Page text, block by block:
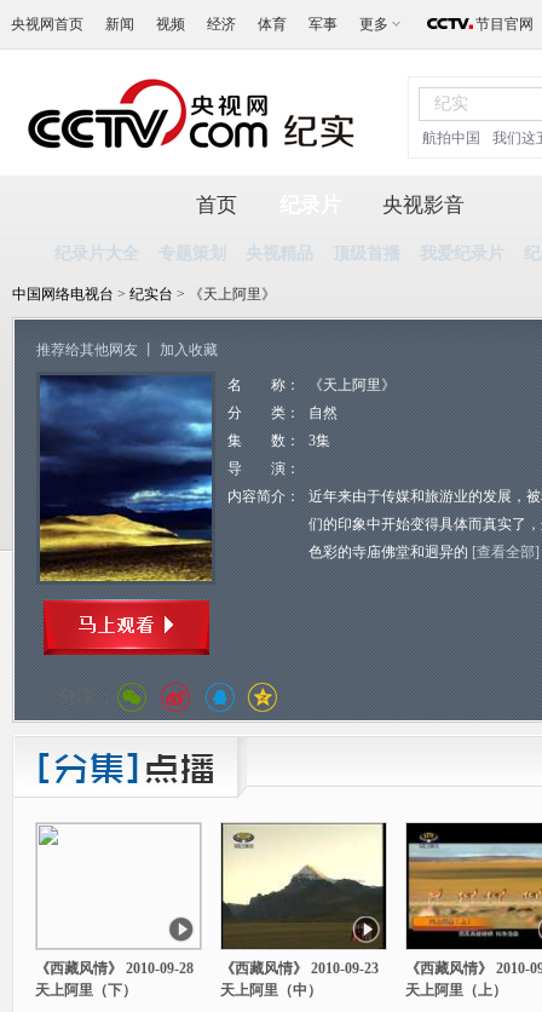
央视网首页 新闻 视频 经济 体育 军事 更多 节目官网
航拍中国 我们这
首页
纪录片大全 专题策划 央视精品 顶级首播 我爱纪录片
央视影音
中国网络电视台 > 纪实台 > 《天上阿里》
推荐给其他网友 加入收藏
名 称：
《天上阿里》
分 类：
自然
集 数：
3集
导 演：
内容简介：
近年来由于传媒和旅游业的发展，
们的印象中开始变得具体而真实了
色彩的寺庙佛堂和迥异的 [查看全部]
分享：
《西藏风情》 2010-09-28
天上阿里（下）
《西藏风情》 2010-09-23
天上阿里（中）
《西藏风情》 2010-
天上阿里（上）